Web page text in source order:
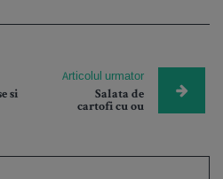
si
Articolul urmator
Salata de
cartofi cu ou